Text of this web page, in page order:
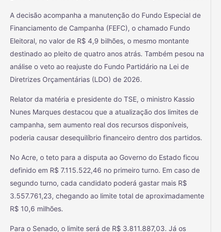
A decisão acompanha a manutenção do Fundo Especial de
Financiamento de Campanha (FEFC), o chamado Fundo
Eleitoral, no valor de R$ 4,9 bilhões, o mesmo montante
destinado ao pleito de quatro anos atrás. Também pesou na
análise o veto ao reajuste do Fundo Partidário na Lei de
Diretrizes Orçamentárias (LDO) de 2026.
Relator da matéria e presidente do TSE, o ministro Kassio
Nunes Marques destacou que a atualização dos limites de
campanha, sem aumento real dos recursos disponíveis,
poderia causar desequilíbrio financeiro dentro dos partidos.
No Acre, o teto para a disputa ao Governo do Estado ficou
definido em R$ 7.115.522,46 no primeiro turno. Em caso de
segundo turno, cada candidato poderá gastar mais R$
3.557.761,23, chegando ao limite total de aproximadamente
R$ 10,6 milhões.
Para o Senado, o limite será de R$ 3.811.887,03. Já os